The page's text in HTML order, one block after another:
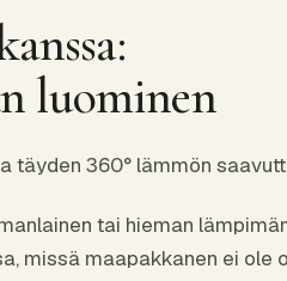
luominen
täyden 360° lämmön
tai hieman
missä maapakkanen ei ole